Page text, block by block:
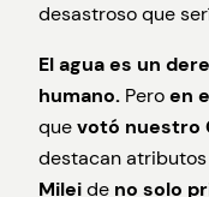
desastroso que
El agua es un
humano. Peroen
quevotó nuestro
destacan
Mileide no solo